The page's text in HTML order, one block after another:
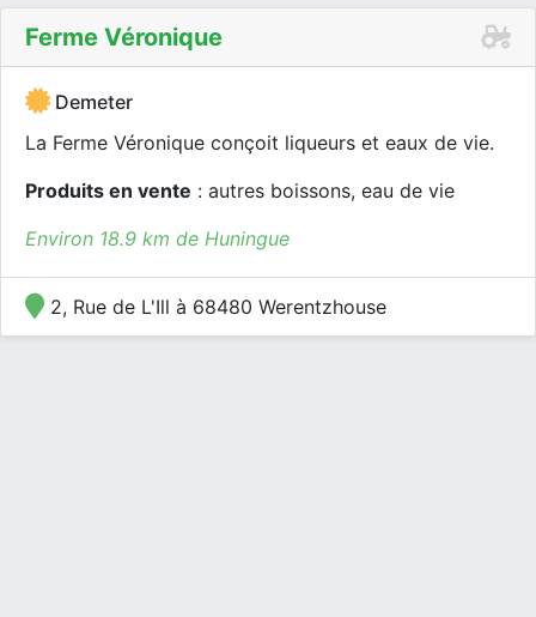
Ferme Véronique
Demeter
La Ferme Véronique conçoit liqueurs et eaux de vie.
Produits en vente : autres boissons, eau de vie
Environ 18.9 km de Huningue
2, Rue de L'Ill à 68480 Werentzhouse